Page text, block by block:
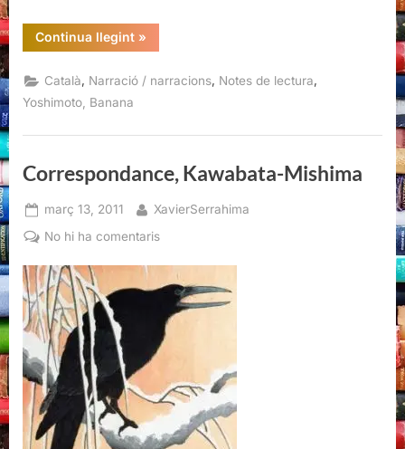
Continua llegint“Records
d’un
sense
sortida,
»
Català, Narració / narracions, Notes de lectura,
Yoshimoto, Banana
Correspondance, Kawabata-Mishima
Posted
on
març 13, 2011 By
XavierSerrahima
No hi ha comentarisa
Kawabata-
Mishima